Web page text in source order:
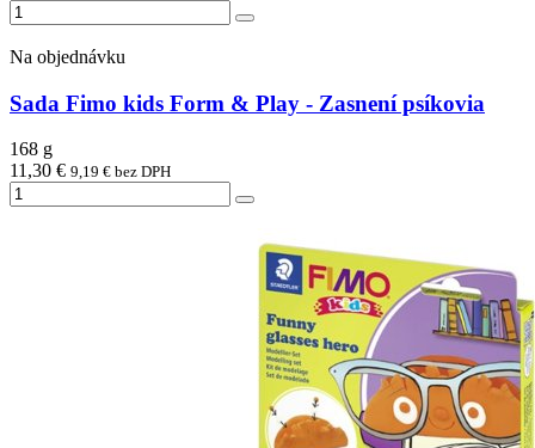
Na objednávku
Sada Fimo kids Form & Play - Zasnení psíkovia
168 g
11,30 € 9,19 € bez DPH